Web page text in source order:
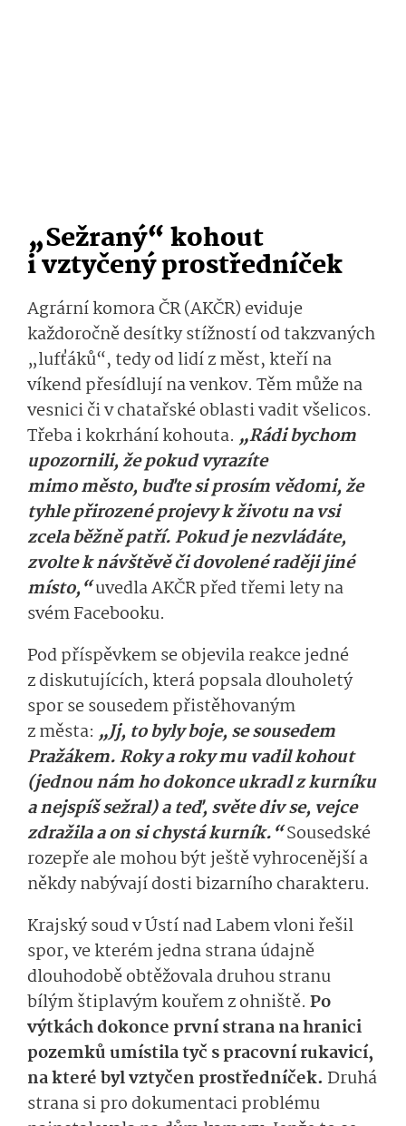
„Sežraný“ kohout
i vztyčený prostředníček
Agrární komora ČR (AKČR) eviduje
každoročně desítky stížností od takzvaných
„lufťáků“, tedy od lidí z měst, kteří na
víkend přesídlují na venkov. Těm může na
vesnici či v chatařské oblasti vadit všelicos.
Třeba i kokrhání kohouta. „Rádi bychom
upozornili, že pokud vyrazíte
mimo město, buďte si prosím vědomi, že
tyhle přirozené projevy k životu na vsi
zcela běžně patří.Pokud je nezvládáte,
zvolte k návštěvě či dovolené raději jiné
místo,“uvedla AKČR před třemi lety na
svém Facebooku.
Pod příspěvkem se objevila reakce jedné
z diskutujících, která popsala dlouholetý
spor se sousedem přistěhovaným
z města: „Jj, to byly boje, se sousedem
Pražákem. Roky a roky mu vadil kohout
(jednou nám ho dokonce ukradl z kurníku
a nejspíš sežral) a teď, světe div se, vejce
zdražila a on si chystá kurník.“Sousedské
rozepře ale mohou být ještě vyhrocenější a
někdy nabývají dosti bizarního charakteru.
Krajský soud v Ústí nad Labem vloni řešil
spor, ve kterém jedna strana údajně
dlouhodobě obtěžovala druhou stranu
bílým štiplavým kouřem z ohniště. Po
výtkách dokonce první strana na hranici
pozemků umístila tyč s pracovní rukavicí,
na které byl vztyčen prostředníček. Druhá
strana si pro dokumentaci problému